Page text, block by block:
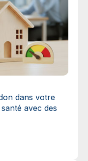
dans votre
avec des